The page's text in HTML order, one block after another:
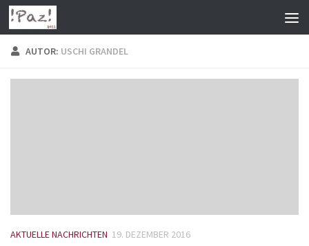
Zum Inhalt springen
AUTOR: USCHI GRANDEL
AKTUELLE NACHRICHTEN 19. DEZEMBER 2016